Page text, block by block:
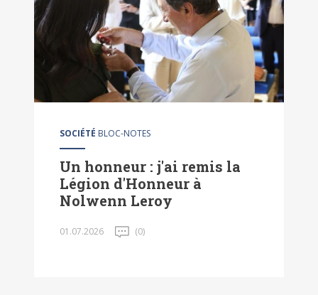
SOCIÉTÉ BLOC-NOTES
Un honneur : j'ai remis la
Légion d'Honneur à
Nolwenn Leroy
01.07.2026 (0)